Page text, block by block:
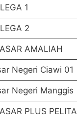
1
2
AMALIAH
Negeri Ciawi 01
Negeri Manggis
PLUS PELITA